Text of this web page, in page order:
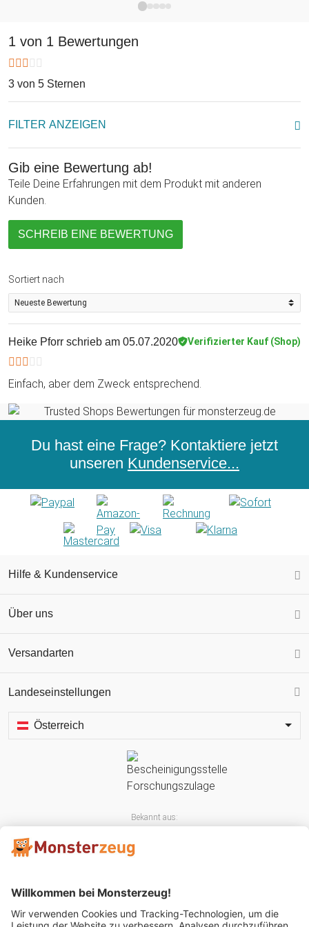
Nebengeschenk, es sei denn, Du wirfst vorher bereits ein
wenig Geld hinein! Falls Du selber einen Wunsch hast, den Du
Dir quasi nebenbei erfüllen möchtest, indem Du immer wieder
überschüssiges Kleingeld hineinwirfst, spricht natürlich nichts
1 von 1 Bewertungen
3 von 5 Sternen
FILTER ANZEIGEN
Gib eine Bewertung ab!
Teile Deine Erfahrungen mit dem Produkt mit anderen
Kunden.
SCHREIB EINE BEWERTUNG
Sortiert nach
Heike Pforr schrieb am 05.07.2020 Verifizierter Kauf (Shop)
Einfach, aber dem Zweck entsprechend.
Du hast eine Frage? Kontaktiere jetzt
unseren Kundenservice...
Hilfe & Kundenservice
Über uns
Versandarten
Landeseinstellungen
Österreich
Bekannt aus: